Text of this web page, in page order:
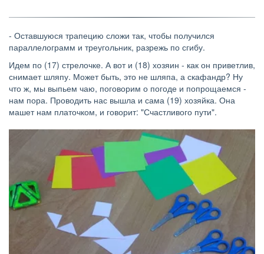
- Оставшуюся трапецию сложи так, чтобы получился
параллелограмм и треугольник, разрежь по сгибу.
Идем по (17) стрелочке. А вот и (18) хозяин - как он приветлив,
снимает шляпу. Может быть, это не шляпа, а скафандр? Ну
что ж, мы выпьем чаю, поговорим о погоде и попрощаемся -
нам пора. Проводить нас вышла и сама (19) хозяйка. Она
машет нам платочком, и говорит: "Счастливого пути".